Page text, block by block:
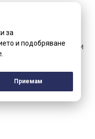
комплекта плаващи
дизайнерски и
за
и подобряване
Приемам